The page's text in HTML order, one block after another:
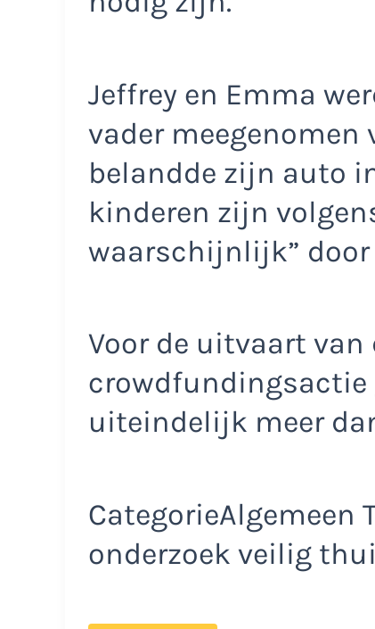
Jeffrey en Emma
vader meegenomen
belandde zijn auto
kinderen zijn
waarschijnlijk”
Voor de uitvaart van
crowdfundingsactie
uiteindelijk meer
CategorieAlgemeen
onderzoek veilig